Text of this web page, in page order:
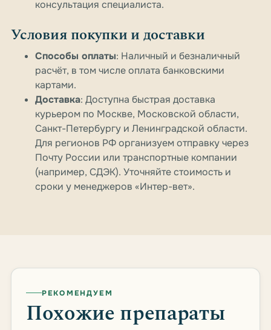
консультация специалиста.
Условия покупки и доставки
Способы оплаты: Наличный и безналичный
расчёт, в том числе оплата банковскими
картами.
Доставка: Доступна быстрая доставка
курьером по Москве, Московской области,
Санкт-Петербургу и Ленинградской области.
Для регионов РФ организуем отправку через
Почту России или транспортные компании
(например, СДЭК). Уточняйте стоимость и
сроки у менеджеров «Интер-вет».
РЕКОМЕНДУЕМ
Похожие препараты